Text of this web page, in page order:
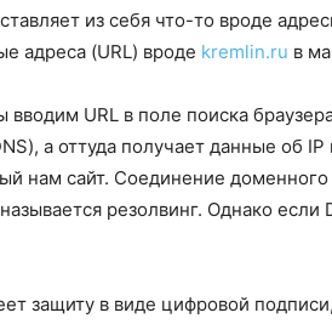
из себя что-то вроде
адреса (URL) вроде kremlin.ru в
вводим URL в поле поиска
а оттуда получает данные об
нам сайт. Соединение
резолвинг. Однако
защиту в виде цифровой